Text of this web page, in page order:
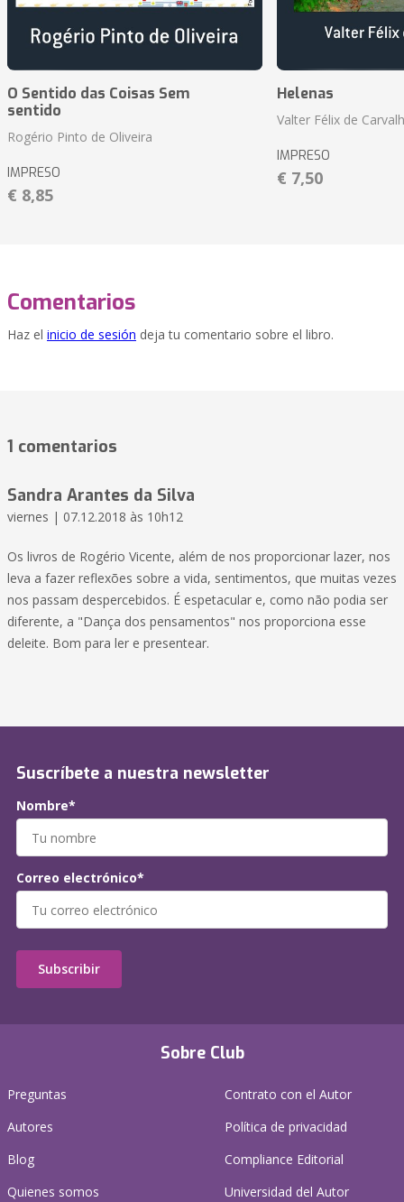
O Sentido das Coisas Sem
sentido
Rogério Pinto de Oliveira
IMPRESO
€ 8,85
Helenas
Valter Félix de
IMPRESO
€ 7,50
Comentarios
Haz el inicio de sesión deja tu comentario sobre el libro.
1 comentarios
Sandra Arantes da Silva
viernes | 07.12.2018 às 10h12
Os livros de Rogério Vicente, além de nos proporcionar lazer, nos
leva a fazer reflexões sobre a vida, sentimentos, que muitas vezes
nos passam despercebidos. É espetacular e, como não podia ser
diferente, a "Dança dos pensamentos" nos proporciona esse
deleite. Bom para ler e presentear.
Sobre Club
Preguntas
Autores
Blog
Quienes somos
Contrato con el Autor
Política de privacidad
Compliance Editorial
Universidad del Autor
Suscríbete a nuestra newsletter
Nombre*
Correo electrónico*
Subscribir